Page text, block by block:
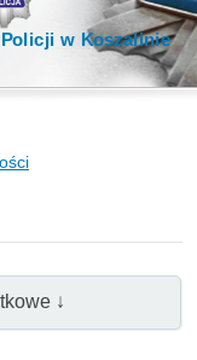
w Koszalinie
↓